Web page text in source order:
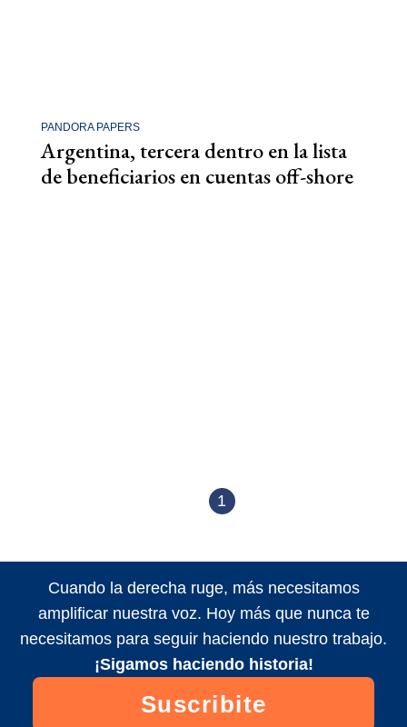
PANDORA PAPERS
Argentina, tercera dentro en la lista
de beneficiarios en cuentas off-shore
1
Cuando la derecha ruge, más necesitamos
amplificar nuestra voz. Hoy más que nunca te
necesitamos para seguir haciendo nuestro trabajo.
¡Sigamos haciendo historia!
Suscribite